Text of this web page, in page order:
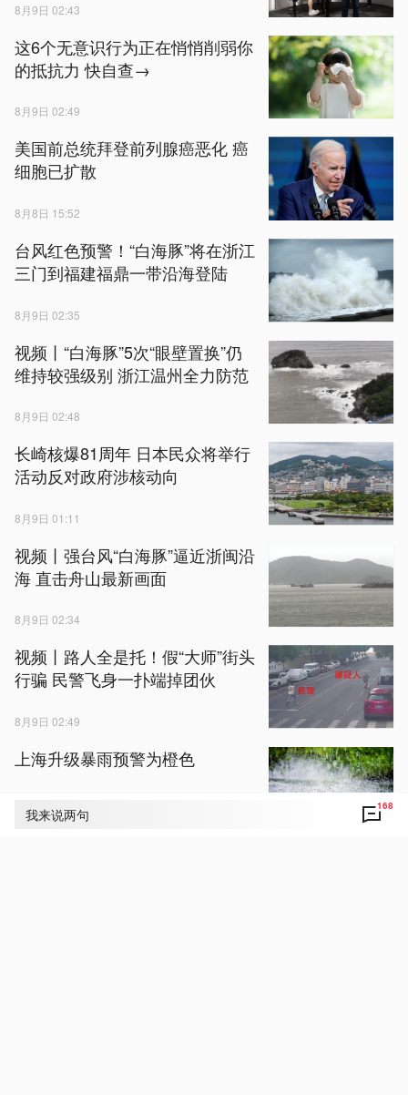
我来说两句 168
8月9日 02:43
这6个无意识行为正在悄悄削弱你
的抵抗力 快自查→
8月9日 02:49
美国前总统拜登前列腺癌恶化 癌
细胞已扩散
8月8日 15:52
台风红色预警！“白海豚”将在浙江
三门到福建福鼎一带沿海登陆
8月9日 02:35
视频丨“白海豚”5次“眼壁置换”仍
维持较强级别 浙江温州全力防范
8月9日 02:48
长崎核爆81周年 日本民众将举行
活动反对政府涉核动向
8月9日 01:11
视频丨强台风“白海豚”逼近浙闽沿
海 直击舟山最新画面
8月9日 02:34
视频丨路人全是托！假“大师”街头
行骗 民警飞身一扑端掉团伙
8月9日 02:49
上海升级暴雨预警为橙色
8月9日 02:05